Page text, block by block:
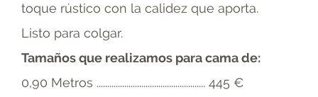
toque rústico con la calidez que aporta.
Listo para colgar.
Tamaños que realizamos para cama de:
0,90 Metros ................................................... 445 €